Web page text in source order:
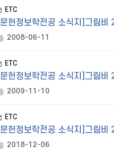
ETC
[문헌정보학전공 소식지]그림
2008-06-11
ETC
[문헌정보학전공 소식지]그림비
2009-11-10
ETC
[문헌정보학전공 소식지]그림비
2018-12-06